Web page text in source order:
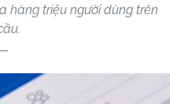
hàng triệu người dùng trên